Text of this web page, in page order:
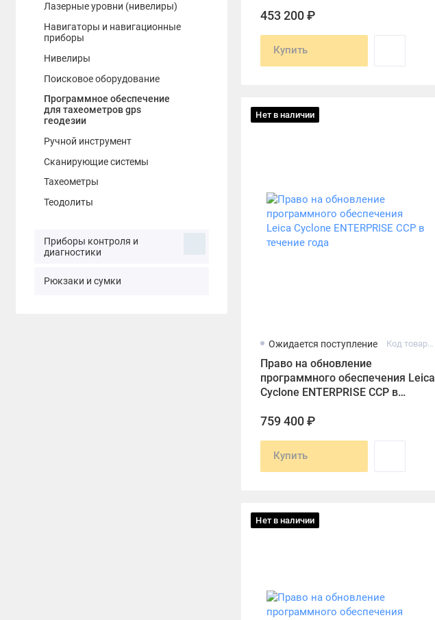
Лазерные уровни (нивелиры)
Навигаторы и навигационные
приборы
Нивелиры
Поисковое оборудование
Программное обеспечение
для тахеометров gps
геодезии
Ручной инструмент
Сканирующие системы
Тахеометры
Теодолиты
Приборы контроля и
диагностики
Рюкзаки и сумки
453 200 ₽
Купить
Нет в наличии
Ожидается поступление Код товара: 6015924
Право на обновление
программного обеспечения Leica
Cyclone ENTERPRISE CCP в
759 400 ₽
Купить
Нет в наличии